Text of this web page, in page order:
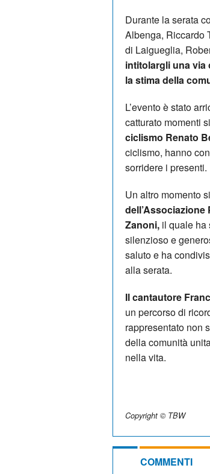
Durante la serata
Albenga, Riccardo
di Laigueglia,
intitolargli una via
la stima della
L’evento è stato
catturato momenti
ciclismo Renato
ciclismo, hanno
sorridere i presenti.
Un altro momento
Zanoni, il quale ha
silenzioso e
saluto e ha
alla serata.
Il cantautore
un percorso di
rappresentato non
della comunità
nella vita.
Copyright © TBW
COMMENTI